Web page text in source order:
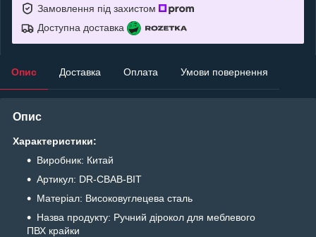
Замовлення під захистом
Доступна доставка
Опис Доставка Оплата Умови повернення
Опис
Характеристики:
Виробник: Китай
Артикул: DR-CBAB-BIT
Матеріал: Високовуглецева сталь
Назва продукту: Ручний дірокол для меблевого
ПВХ крайки